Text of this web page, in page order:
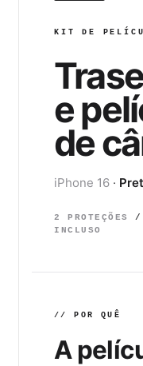
KIT DE
e
de
iPhone 16 ·
2 PROTEÇÕES/
INCLUSO
// POR QUÊ
A